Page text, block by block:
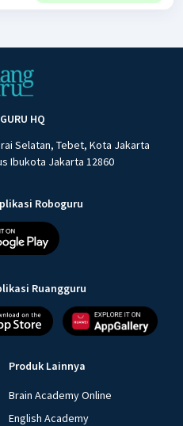
HQ
Selatan, Tebet, Kota Jakarta
Ibukota Jakarta 12860
Roboguru
Ruangguru
Produk Lainnya
Brain Academy Online
English Academy